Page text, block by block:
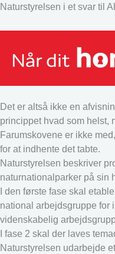
Naturstyrelsen i et svar til
Det er altså ikke en
princippet hvad som helst,
Farumskovene er ikke
for at indhente det tabte.
Naturstyrelsen beskriver
naturnationalparker på sin
I den første fase skal
national arbejdsgruppe for
videnskabelig
I fase 2 skal der laves
Naturstyrelsen udarbejde